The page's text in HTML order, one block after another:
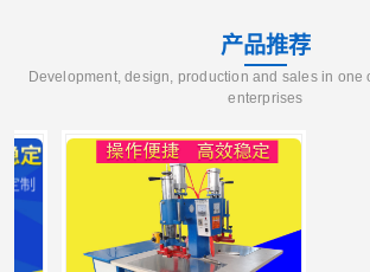
产品推荐
Development, design, production and sales in one
enterprises